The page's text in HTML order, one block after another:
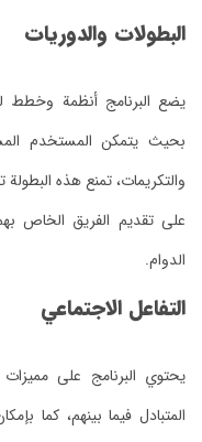
البطولات والدوريات
يضع البرنامج أنظمة وخطط
بحيث يتمكن المستخدم
والتكريمات، تمنع هذه
على تقديم الفريق الخاص
الدوام.
التفاعل الاجتماعي
يحتوي البرنامج على
المتبادل فيما بينهم، كما